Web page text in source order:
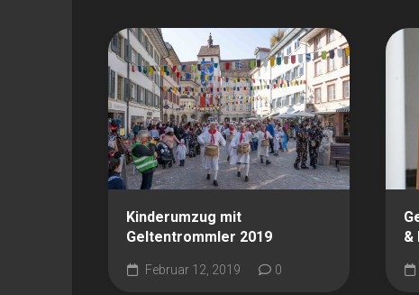
Kinderumzug mit
Geltentrommler 2019
Februar 12, 2019 0
&